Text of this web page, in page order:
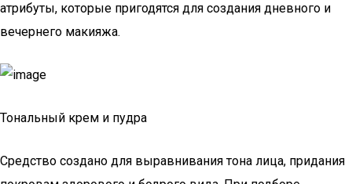
атрибуты, которые пригодятся для создания дневного и
вечернего макияжа.
Тональный крем и пудра
Средство создано для выравнивания тона лица, придания